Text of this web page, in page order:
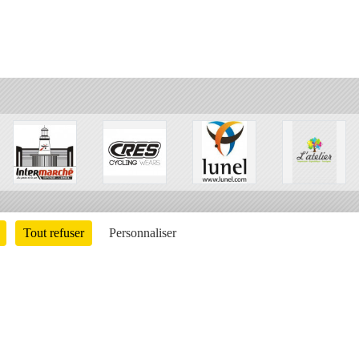
Tout refuser Personnaliser